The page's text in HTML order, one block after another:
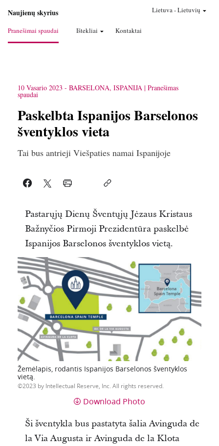
Naujienų skyrius
Pranešimai spaudai Ištekliai Kontaktai
Lietuva-Lietuvių
10 Vasario 2023 - BARSELONA, ISPANIJA Pranešimas
spaudai
Paskelbta Ispanijos Barselonos
šventyklos vieta
Tai bus antrieji Viešpaties namai Ispanijoje
Pastarųjų Dienų Šventųjų Jėzaus Kristaus
Bažnyčios Pirmoji Prezidentūra paskelbė
Ispanijos Barselonos šventyklos vietą.
Žemėlapis, rodantis Ispanijos Barselonos šventyklos
vietą.
2023 by Intellectual Reserve, Inc. All rights reserved.
Download Photo
Ši šventykla bus pastatyta šalia Avinguda de
la Via Augusta ir Avinguda de la Klota